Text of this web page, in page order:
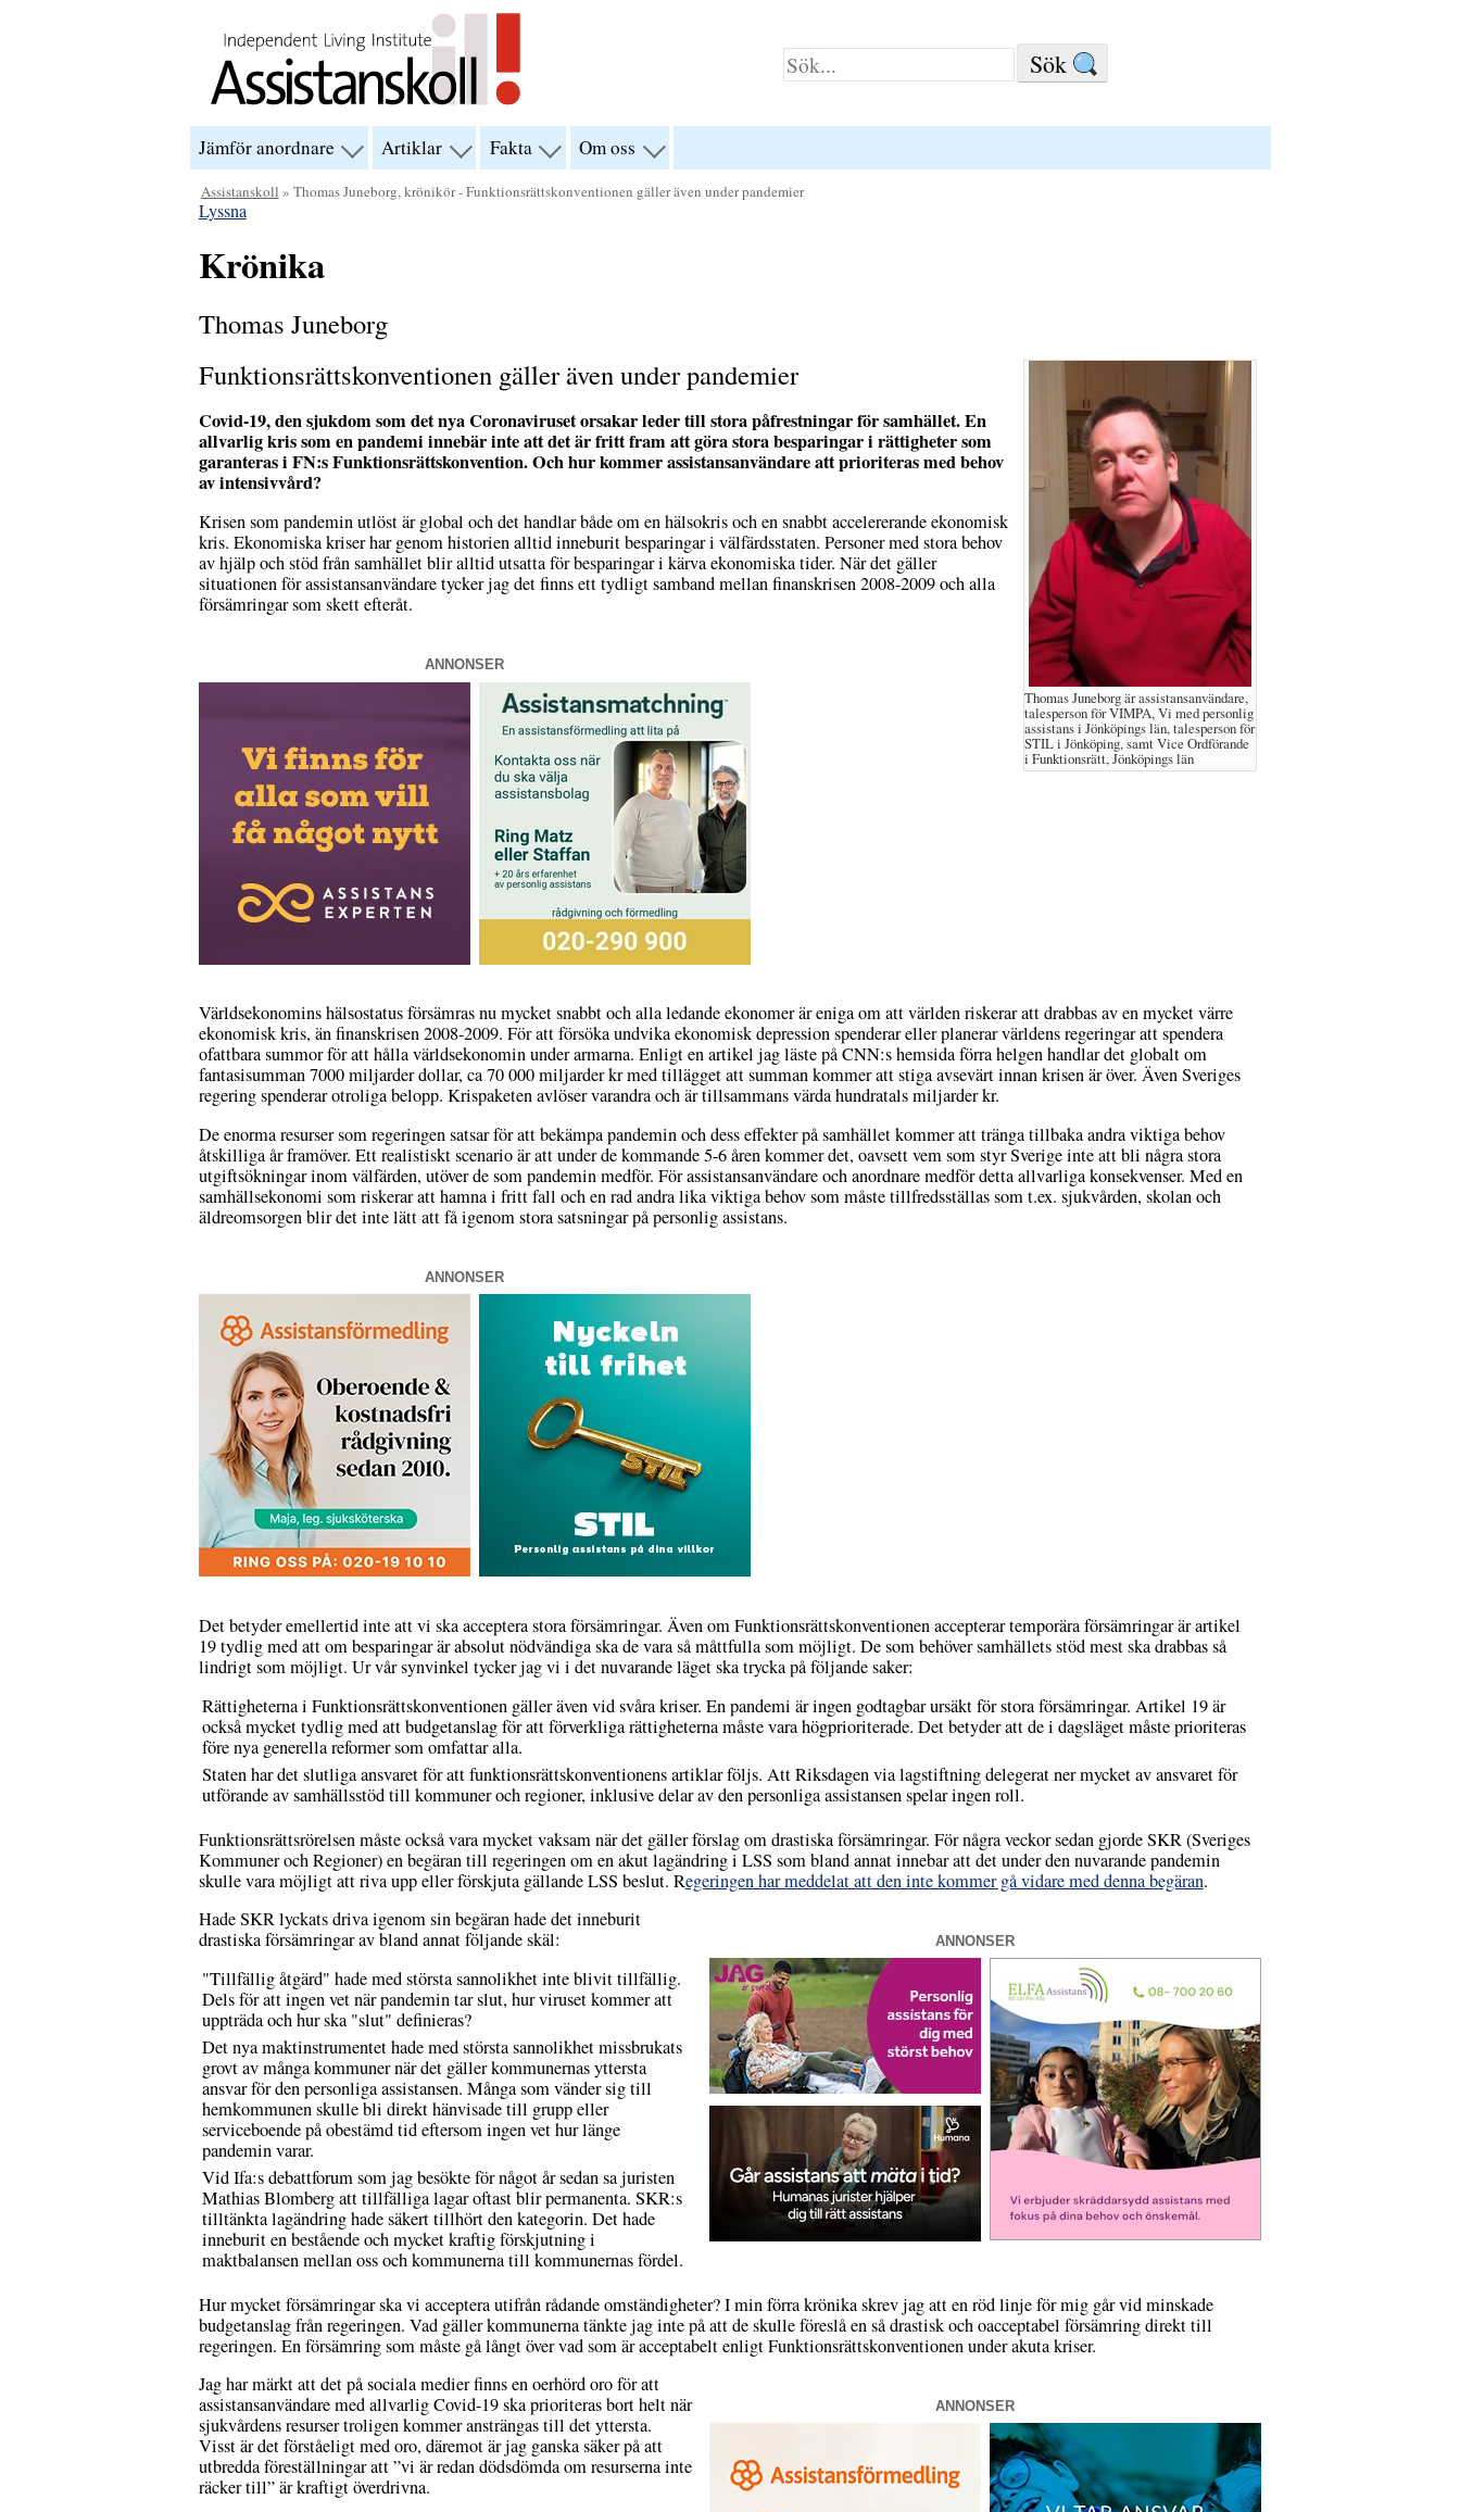
Jämför anordnare
visa
menyn
för
Artiklar visa
menyn
för
Fakta visa
menyn
för
Om oss
visa
menyn
för
Assistanskoll » Thomas Juneborg, krönikör - Funktionsrättskonventionen gäller även under pandemier
Lyssna
Krönika
Thomas Juneborg
Thomas Juneborg är assistansanvändare,
talesperson för VIMPA, Vi med personlig
assistans i Jönköpings län, talesperson för
STIL i Jönköping, samt Vice Ordförande
i Funktionsrätt, Jönköpings län
Funktionsrättskonventionen gäller även under pandemier
Covid-19, den sjukdom som det nya Coronaviruset orsakar leder till stora påfrestningar för samhället. En
allvarlig kris som en pandemi innebär inte att det är fritt fram att göra stora besparingar i rättigheter som
garanteras i FN:s Funktionsrättskonvention. Och hur kommer assistansanvändare att prioriteras med behov
av intensivvård?
Krisen som pandemin utlöst är global och det handlar både om en hälsokris och en snabbt accelererande ekonomisk
kris. Ekonomiska kriser har genom historien alltid inneburit besparingar i välfärdsstaten. Personer med stora behov
av hjälp och stöd från samhället blir alltid utsatta för besparingar i kärva ekonomiska tider. När det gäller
situationen för assistansanvändare tycker jag det finns ett tydligt samband mellan finanskrisen 2008-2009 och alla
försämringar som skett efteråt.
ANNONSER
Världsekonomins hälsostatus försämras nu mycket snabbt och alla ledande ekonomer är eniga om att världen riskerar att drabbas av en mycket värre
ekonomisk kris, än finanskrisen 2008-2009. För att försöka undvika ekonomisk depression spenderar eller planerar världens regeringar att spendera
ofattbara summor för att hålla världsekonomin under armarna. Enligt en artikel jag läste på CNN:s hemsida förra helgen handlar det globalt om
fantasisumman 7000 miljarder dollar, ca 70 000 miljarder kr med tillägget att summan kommer att stiga avsevärt innan krisen är över. Även Sveriges
regering spenderar otroliga belopp. Krispaketen avlöser varandra och är tillsammans värda hundratals miljarder kr.
De enorma resurser som regeringen satsar för att bekämpa pandemin och dess effekter på samhället kommer att tränga tillbaka andra viktiga behov
åtskilliga år framöver. Ett realistiskt scenario är att under de kommande 5-6 åren kommer det, oavsett vem som styr Sverige inte att bli några stora
utgiftsökningar inom välfärden, utöver de som pandemin medför. För assistansanvändare och anordnare medför detta allvarliga konsekvenser. Med en
samhällsekonomi som riskerar att hamna i fritt fall och en rad andra lika viktiga behov som måste tillfredsställas som t.ex. sjukvården, skolan och
äldreomsorgen blir det inte lätt att få igenom stora satsningar på personlig assistans.
ANNONSER
Det betyder emellertid inte att vi ska acceptera stora försämringar. Även om Funktionsrättskonventionen accepterar temporära försämringar är artikel
19 tydlig med att om besparingar är absolut nödvändiga ska de vara så måttfulla som möjligt. De som behöver samhällets stöd mest ska drabbas så
lindrigt som möjligt. Ur vår synvinkel tycker jag vi i det nuvarande läget ska trycka på följande saker:
Rättigheterna i Funktionsrättskonventionen gäller även vid svåra kriser. En pandemi är ingen godtagbar ursäkt för stora försämringar. Artikel 19 är
också mycket tydlig med att budgetanslag för att förverkliga rättigheterna måste vara högprioriterade. Det betyder att de i dagsläget måste prioriteras
före nya generella reformer som omfattar alla.
Staten har det slutliga ansvaret för att funktionsrättskonventionens artiklar följs. Att Riksdagen via lagstiftning delegerat ner mycket av ansvaret för
utförande av samhällsstöd till kommuner och regioner, inklusive delar av den personliga assistansen spelar ingen roll.
Funktionsrättsrörelsen måste också vara mycket vaksam när det gäller förslag om drastiska försämringar. För några veckor sedan gjorde SKR (Sveriges
Kommuner och Regioner) en begäran till regeringen om en akut lagändring i LSS som bland annat innebar att det under den nuvarande pandemin
skulle vara möjligt att riva upp eller förskjuta gällande LSS beslut. Regeringen har meddelat att den inte kommer gå vidare med denna begäran.
ANNONSER
Hade SKR lyckats driva igenom sin begäran hade det inneburit
drastiska försämringar av bland annat följande skäl:
"Tillfällig åtgärd" hade med största sannolikhet inte blivit tillfällig.
Dels för att ingen vet när pandemin tar slut, hur viruset kommer att
uppträda och hur ska "slut" definieras?
Det nya maktinstrumentet hade med största sannolikhet missbrukats
grovt av många kommuner när det gäller kommunernas yttersta
ansvar för den personliga assistansen. Många som vänder sig till
hemkommunen skulle bli direkt hänvisade till grupp eller
serviceboende på obestämd tid eftersom ingen vet hur länge
pandemin varar.
Vid Ifa:s debattforum som jag besökte för något år sedan sa juristen
Mathias Blomberg att tillfälliga lagar oftast blir permanenta. SKR:s
tilltänkta lagändring hade säkert tillhört den kategorin. Det hade
inneburit en bestående och mycket kraftig förskjutning i
maktbalansen mellan oss och kommunerna till kommunernas fördel.
Hur mycket försämringar ska vi acceptera utifrån rådande omständigheter? I min förra krönika skrev jag att en röd linje för mig går vid minskade
budgetanslag från regeringen. Vad gäller kommunerna tänkte jag inte på att de skulle föreslå en så drastisk och oacceptabel försämring direkt till
regeringen. En försämring som måste gå långt över vad som är acceptabelt enligt Funktionsrättskonventionen under akuta kriser.
ANNONSER
Jag har märkt att det på sociala medier finns en oerhörd oro för att
assistansanvändare med allvarlig Covid-19 ska prioriteras bort helt när
sjukvårdens resurser troligen kommer ansträngas till det yttersta.
Visst är det förståeligt med oro, däremot är jag ganska säker på att
utbredda föreställningar att ”vi är redan dödsdömda om resurserna inte
räcker till” är kraftigt överdrivna.